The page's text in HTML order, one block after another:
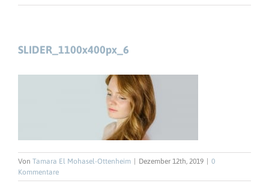
SLIDER_1100x400px_6
Von Tamara El Mohasel-Ottenheim Dezember 12th, 2019
0
Kommentare